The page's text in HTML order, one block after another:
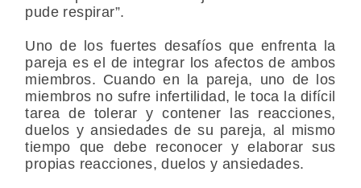
pude respirar”.
Uno de los fuertes desafíos que enfrenta la
pareja es el de integrar los afectos de ambos
miembros. Cuando en la pareja, uno de los
miembros no sufre infertilidad, le toca la difícil
tarea de tolerar y contener las reacciones,
duelos y ansiedades de su pareja, al mismo
tiempo que debe reconocer y elaborar sus
propias reacciones, duelos y ansiedades.